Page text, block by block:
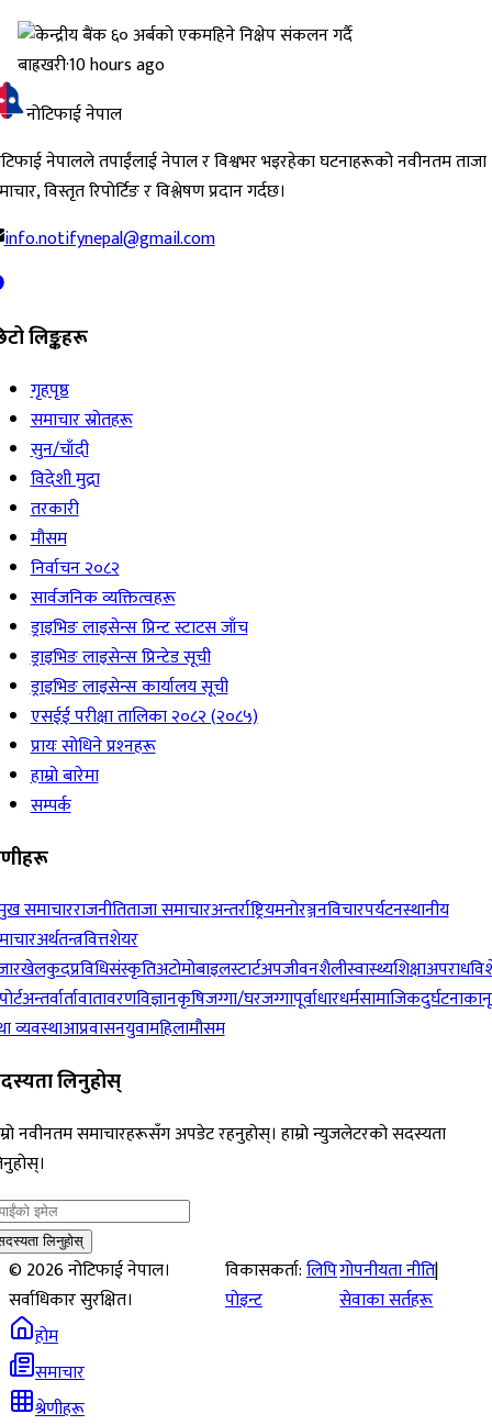
बाह्रखरी·10 hours ago
नोटिफाई नेपाल
नेपालले तपाईंलाई नेपाल र विश्वभर भइरहेका घटनाहरूको नवीनतम ताजा
विस्तृत रिपोर्टिङ र विश्लेषण प्रदान गर्दछ।
info.notifynepal@gmail.com
लिङ्कहरू
गृहपृष्ठ
समाचार स्रोतहरू
सुन/चाँदी
विदेशी मुद्रा
तरकारी
मौसम
निर्वाचन २०८२
सार्वजनिक व्यक्तित्वहरू
ड्राइभिङ लाइसेन्स प्रिन्ट स्टाटस जाँच
ड्राइभिङ लाइसेन्स प्रिन्टेड सूची
ड्राइभिङ लाइसेन्स कार्यालय सूची
एसईई परीक्षा तालिका २०८२ (२०८५)
प्रायः सोधिने प्रश्‍नहरू
हाम्रो बारेमा
सम्पर्क
समाचारराजनीतिताजा समाचारअन्तर्राष्ट्रियमनोरञ्जनविचारपर्यटनस्थानीय
अर्थतन्त्रवित्तशेयर
खेलकुदप्रविधिसंस्कृतिअटोमोबाइलस्टार्टअपजीवनशैलीस्वास्थ्यशिक्षाअपराध
अन्तर्वार्तावातावरणविज्ञानकृषिजग्गा/घरजग्गापूर्वाधारधर्मसामाजिकदुर्घटना
व्यवस्थाआप्रवासनयुवामहिलामौसम
लिनुहोस्
नवीनतम समाचारहरूसँग अपडेट रहनुहोस्। हाम्रो न्युजलेटरको सदस्यता
लिनुहोस्
©2026नोटिफाई नेपाल।
सर्वाधिकार सुरक्षित।
विकासकर्ता:लिपि
पोइन्ट
गोपनीयता नीति|
सेवाका सर्तहरू
होम
समाचार
श्रेणीहरू